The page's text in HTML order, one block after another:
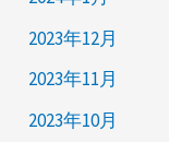
2023年12月
2023年11月
2023年10月